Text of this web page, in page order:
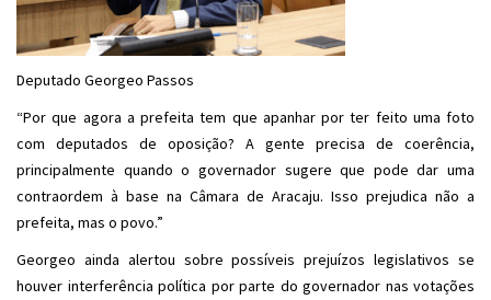
Deputado Georgeo Passos
“Por que agora a prefeita tem que apanhar por ter feito uma foto
com deputados de oposição? A gente precisa de coerência,
principalmente quando o governador sugere que pode dar uma
contraordem à base na Câmara de Aracaju. Isso prejudica não a
prefeita, mas o povo.”
Georgeo ainda alertou sobre possíveis prejuízos legislativos se
houver interferência política por parte do governador nas votações